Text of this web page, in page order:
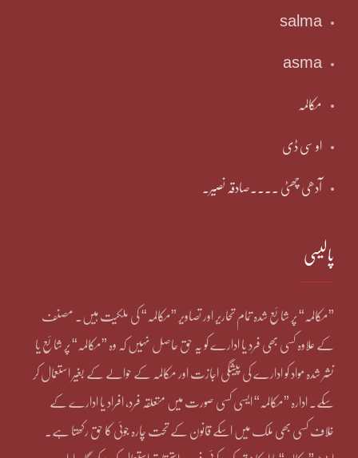
salma
asma
مکالمہ
او سی ڈی
آدھی چھٹی ۔۔۔۔صادقہ نصیر۔
پالیسی
”مکالمہ“ پر شائع شدہ تمام تحاریر اور تصاویر ”مکالمہ“ کی ملکیت ہیں۔ مصنف
کے علاوہ کسی بھی فرد یا ادارے کو یہ حق حاصل نہیں کہ وہ ”مکالمہ“ پر شائع یا
نشر شدہ مواد کو ادارے کی پیشگی اجازت اور مکالمہ کے حوالے کے بغیر استعمال کر
سکے۔ ادارہ ”مکالمہ“ ایسی کسی صورت میں متعلقہ فرد، افراد یا ادارے کے
خلاف کسی بھی ملک میں اسکے قانون کے تحت چارہ جوئی کا حق رکھتا ہے۔